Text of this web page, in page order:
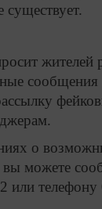
существует.
жителей
сообщения
о
можете
или телефону